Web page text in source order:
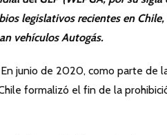
legislativos recientes en
vehículos Autogás.
junio de 2020, como parte de
formalizó el fin de la